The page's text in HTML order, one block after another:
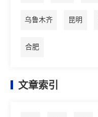
乌鲁木齐 昆明
合肥
文章索引